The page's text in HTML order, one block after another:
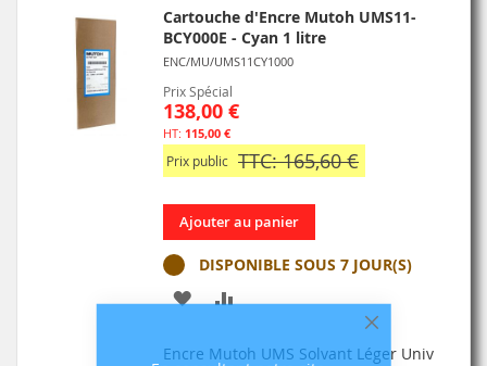
Fermer
Cartouche d'Encre Mutoh UMS11-
BCY000E - Cyan 1 litre
ENC/MU/UMS11CY1000
Prix Spécial
138,00 €
115,00 €
Prix public TTC: 165,60 €
Ajouter au panier
DISPONIBLE SOUS 7 JOUR(S)
AJOUTER
Encre Mutoh UMS Solvant Léger Univ